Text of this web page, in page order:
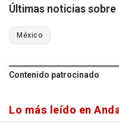
Últimas noticias
México
Contenido patrocinado
Lo más leído en